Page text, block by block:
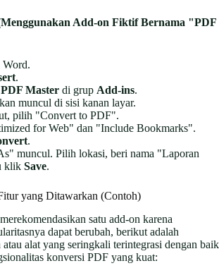
Add-on Fiktif Bernama "PDF
Word.
.
PDF Master di grup Add-ins.
muncul di sisi kanan layar.
pilih "Convert to PDF".
for Web" dan "Include Bookmarks".
.
muncul. Pilih lokasi, beri nama "Laporan
klik Save.
yang Ditawarkan (Contoh)
satu add-on karena
dapat berubah, berikut adalah
atau alat yang seringkali terintegrasi dengan baik
konversi PDF yang kuat: